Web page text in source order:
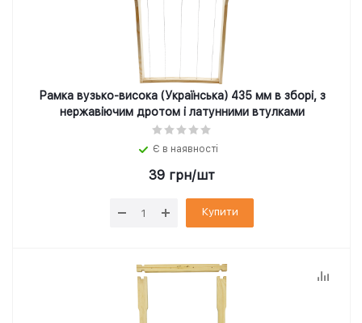
Рамка вузько-висока (Українська) 435 мм в зборі, з
нержавіючим дротом і латунними втулками
Є в наявності
39 грн/шт
Купити